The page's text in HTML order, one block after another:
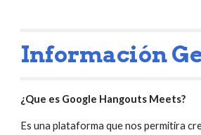
Información
¿Que es Google Hangouts Meets?
Es una plataforma que nos permitira